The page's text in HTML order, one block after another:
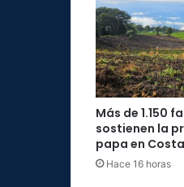
Más de 1.150
sostienen la
papa en
Hace 16 horas